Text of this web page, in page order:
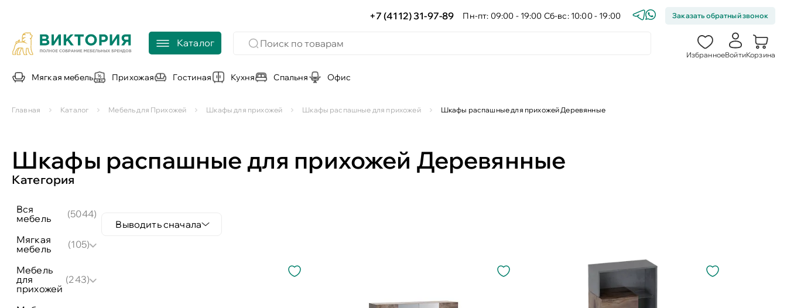
+7 (4112) 31-97-89 Пн-пт: 09:00 - 19:00 Сб-вс: 10:00 - 19:00 Заказать обратный звонок
Каталог
ИзбранноеВойтиКорзина
Мягкая мебель Прихожая Гостиная Кухня Спальня Офис
Главная Каталог Мебель для Прихожей Шкафы для прихожей Шкафы распашные для прихожей Шкафы распашные для прихожей Деревянные
Шкафы распашные для прихожей Деревянные
Категория
вся
мебель
(5044)
мягкая
мебель
(105)
мебель
для
прихожей
(243)
Выводить сначала